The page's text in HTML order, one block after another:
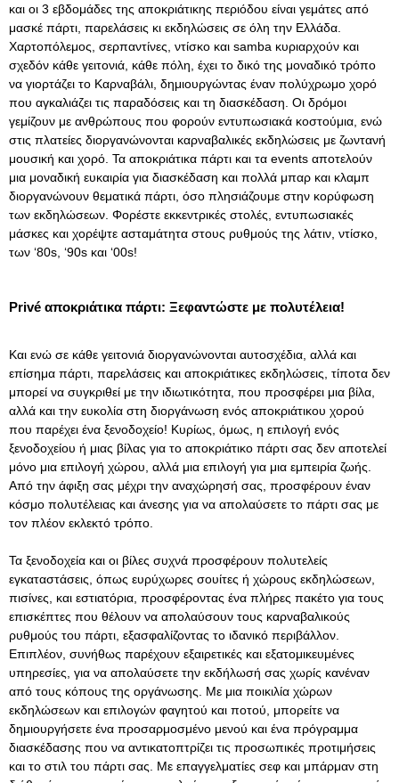
και οι 3 εβδομάδες της αποκριάτικης περιόδου είναι γεμάτες από
μασκέ πάρτι, παρελάσεις κι εκδηλώσεις σε όλη την Ελλάδα.
Χαρτoπόλεμος, σερπαντίνες, ντίσκο και samba κυριαρχούν και
σχεδόν κάθε γειτονιά, κάθε πόλη, έχει το δικό της μοναδικό τρόπο
να γιορτάζει το Καρναβάλι, δημιουργώντας έναν πολύχρωμο χορό
που αγκαλιάζει τις παραδόσεις και τη διασκέδαση. Οι δρόμοι
γεμίζουν με ανθρώπους που φορούν εντυπωσιακά κοστούμια, ενώ
στις πλατείες διοργανώνονται καρναβαλικές εκδηλώσεις με ζωντανή
μουσική και χορό. Τα αποκριάτικα πάρτι και τα events αποτελούν
μια μοναδική ευκαιρία για διασκέδαση και πολλά μπαρ και κλαμπ
διοργανώνουν θεματικά πάρτι, όσο πλησιάζουμε στην κορύφωση
των εκδηλώσεων. Φορέστε εκκεντρικές στολές, εντυπωσιακές
μάσκες και χορέψτε ασταμάτητα στους ρυθμούς της λάτιν, ντίσκο,
των ‘80s, ‘90s και ‘00s!
Privé αποκριάτικα πάρτι: Ξεφαντώστε με πολυτέλεια!
Και ενώ σε κάθε γειτονιά διοργανώνονται αυτοσχέδια, αλλά και
επίσημα πάρτι, παρελάσεις και αποκριάτικες εκδηλώσεις, τίποτα δεν
μπορεί να συγκριθεί με την ιδιωτικότητα, που προσφέρει μια βίλα,
αλλά και την ευκολία στη διοργάνωση ενός αποκριάτικου χορού
που παρέχει ένα ξενοδοχείο! Κυρίως, όμως, η επιλογή ενός
ξενοδοχείου ή μιας βίλας για το αποκριάτικο πάρτι σας δεν αποτελεί
μόνο μια επιλογή χώρου, αλλά μια επιλογή για μια εμπειρία ζωής.
Από την άφιξη σας μέχρι την αναχώρησή σας, προσφέρουν έναν
κόσμο πολυτέλειας και άνεσης για να απολαύσετε το πάρτι σας με
τον πλέον εκλεκτό τρόπο.
Τα ξενοδοχεία και οι βίλες συχνά προσφέρουν πολυτελείς
εγκαταστάσεις, όπως ευρύχωρες σουίτες ή χώρους εκδηλώσεων,
πισίνες, και εστιατόρια, προσφέροντας ένα πλήρες πακέτο για τους
επισκέπτες που θέλουν να απολαύσουν τους καρναβαλικούς
ρυθμούς του πάρτι, εξασφαλίζοντας το ιδανικό περιβάλλον.
Επιπλέον, συνήθως παρέχουν εξαιρετικές και εξατομικευμένες
υπηρεσίες, για να απολαύσετε την εκδήλωσή σας χωρίς κανέναν
από τους κόπους της οργάνωσης. Με μια ποικιλία χώρων
εκδηλώσεων και επιλογών φαγητού και ποτού, μπορείτε να
δημιουργήσετε ένα προσαρμοσμένο μενού και ένα πρόγραμμα
διασκέδασης που να αντικατοπτρίζει τις προσωπικές προτιμήσεις
και το στιλ του πάρτι σας. Με επαγγελματίες σεφ και μπάρμαν στη